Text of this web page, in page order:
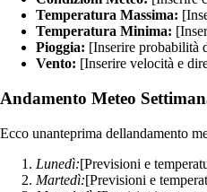
Temperatura Massima:
Temperatura Minima:
Pioggia: [Inserire probabilità
Vento: [Inserire velocità e
Andamento Meteo
Ecco unanteprima dellandamento
Lunedì:[Previsioni e
Martedì:[Previsioni e